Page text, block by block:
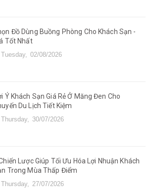
Đồ Dùng Buồng Phòng Cho Khách Sạn -
Tốt Nhất
Tuesday, 02/08/2026
Ý Khách Sạn Giá Rẻ Ở Măng Đen Cho
Du Lịch Tiết Kiệm
Thursday, 30/07/2026
Lược Giúp Tối Ưu Hóa Lợi Nhuận Khách
Trong Mùa Thấp Điểm
Thursday, 27/07/2026